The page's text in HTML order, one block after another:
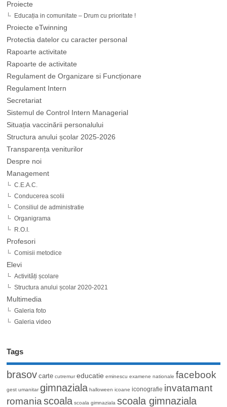
Proiecte
Educația in comunitate – Drum cu prioritate !
Proiecte eTwinning
Protectia datelor cu caracter personal
Rapoarte activitate
Rapoarte de activitate
Regulament de Organizare si Funcționare
Regulament Intern
Secretariat
Sistemul de Control Intern Managerial
Situația vaccinării personalului
Structura anului școlar 2025-2026
Transparența veniturilor
Despre noi
Management
C.E.A.C.
Conducerea scolii
Consiliul de administratie
Organigrama
R.O.I.
Profesori
Comisii metodice
Elevi
Activități școlare
Structura anului școlar 2020-2021
Multimedia
Galeria foto
Galeria video
Tags
brasov carte cutremur educatie eminescu examene nationale facebook
gest umanitar gimnaziala halloween icoane iconografie invatamant
romania scoala scoala gimnaziala scoala gimnaziala